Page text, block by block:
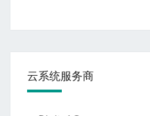
云系统服务商